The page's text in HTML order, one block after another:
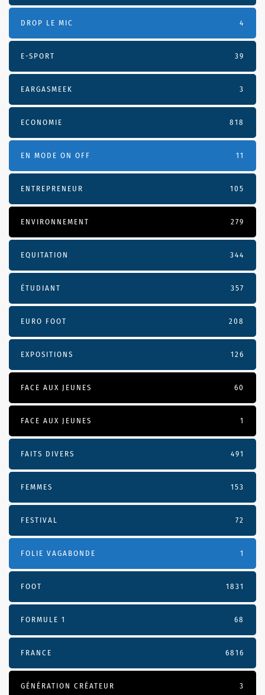
DROP LE MIC 4
E-SPORT 39
EARGASMEEK 3
ECONOMIE 818
EN MODE ON OFF 11
ENTREPRENEUR 105
ENVIRONNEMENT 279
EQUITATION 344
ÉTUDIANT 357
EURO FOOT 208
EXPOSITIONS 126
FACE AUX JEUNES 60
FACE AUX JEUNES 1
FAITS DIVERS 491
FEMMES 153
FESTIVAL 72
FOLIE VAGABONDE 1
FOOT 1831
FORMULE 1 68
FRANCE 6816
GÉNÉRATION CRÉATEUR 3